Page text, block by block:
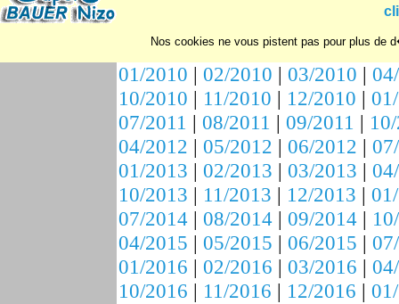
04/2009|05/2009|06/2009|
01/2010 | 02/2010 | 03/2010 |
10/2010 | 11/2010 | 12/2010 |
07/2011 | 08/2011 | 09/2011 |
04/2012 | 05/2012 | 06/2012 |
01/2013 | 02/2013 | 03/2013 |
10/2013 | 11/2013 | 12/2013 |
07/2014 | 08/2014 | 09/2014 |
04/2015 | 05/2015 | 06/2015 |
01/2016 | 02/2016 | 03/2016 |
10/2016 | 11/2016 | 12/2016 |
Nos cookies ne vous pistent pas pour plus